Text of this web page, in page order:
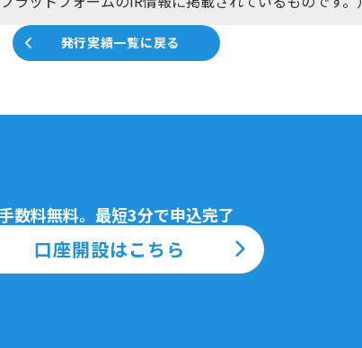
発行実績一覧に戻る
数料無料。最短3分で申込完了
口座開設はこちら